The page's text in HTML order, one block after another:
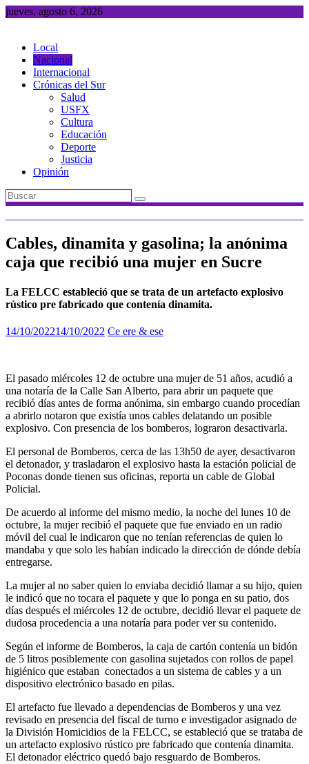
Saltar
jueves, agosto 6, 2026
Local
Nacional
Internacional
Crónicas del Sur
Salud
USFX
Cultura
Educación
Deporte
Justicia
Opinión
Cables, dinamita y gasolina; la anónima
caja que recibió una mujer en Sucre
La FELCC estableció que se trata de un artefacto explosivo
rústico pre fabricado que contenía dinamita.
14/10/202214/10/2022 Ce ere & ese
El pasado miércoles 12 de octubre una mujer de 51 años, acudió a
una notaría de la Calle San Alberto, para abrir un paquete que
recibió días antes de forma anónima, sin embargo cuando procedían
a abrirlo notaron que existía unos cables delatando un posible
explosivo. Con presencia de los bomberos, lograron desactivarla.
El personal de Bomberos, cerca de las 13h50 de ayer, desactivaron
el detonador, y trasladaron el explosivo hasta la estación policial de
Poconas donde tienen sus oficinas, reporta un cable de Global
Policial.
De acuerdo al informe del mismo medio, la noche del lunes 10 de
octubre, la mujer recibió el paquete que fue enviado en un radio
móvil del cual le indicaron que no tenían referencias de quien lo
mandaba y que solo les habían indicado la dirección de dónde debía
entregarse.
La mujer al no saber quien lo enviaba decidió llamar a su hijo, quien
le indicó que no tocara el paquete y que lo ponga en su patio, dos
días después el miércoles 12 de octubre, decidió llevar el paquete de
dudosa procedencia a una notaría para poder ver su contenido.
Según el informe de Bomberos, la caja de cartón contenía un bidón
de 5 litros posiblemente con gasolina sujetados con rollos de papel
higiénico que estaban conectados a un sistema de cables y a un
dispositivo electrónico basado en pilas.
El artefacto fue llevado a dependencias de Bomberos y una vez
revisado en presencia del fiscal de turno e investigador asignado de
la División Homicidios de la FELCC, se estableció que se trataba de
un artefacto explosivo rústico pre fabricado que contenía dinamita.
El detonador eléctrico quedó bajo resguardo de Bomberos.